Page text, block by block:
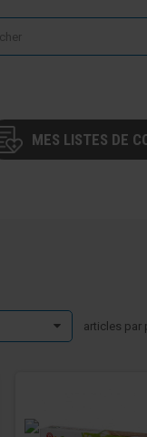
MES LISTES DE
articles par